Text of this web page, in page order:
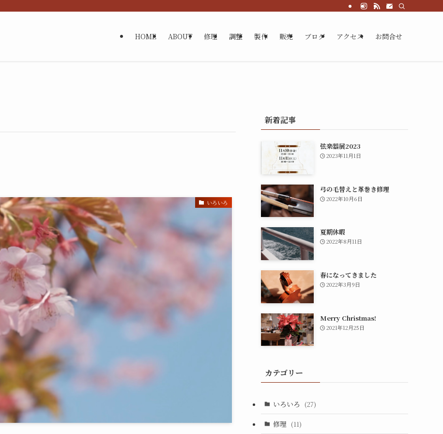
HOME ABOUT 修理 調整 製作 販売 ブログ アクセス お問合せ
いろいろ
新着記事
弦楽器展2023
2023年11月1日
弓の毛替えと革巻き修理
2022年10月6日
夏期休暇
2022年8月11日
春になってきました
2022年3月9日
Merry Christmas!
2021年12月25日
カテゴリー
いろいろ (27)
修理 (11)